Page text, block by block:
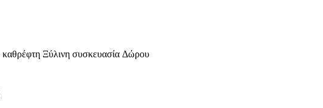
Ξύλινη συσκευασία Δώρου